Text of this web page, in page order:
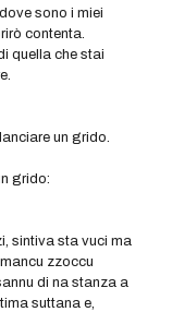
sono i miei
contenta.
quella che stai
un grido.
grido:
sintiva sta vuci ma
zzoccu
di na stanza a
suttana e,